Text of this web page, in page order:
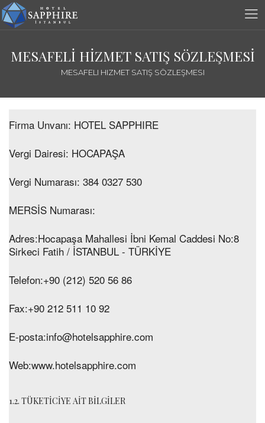
MESAFELİ HİZMET SATIŞ SÖZLEŞMESİ
MESAFELI HIZMET SATIŞ SÖZLEŞMESI
Firma Unvanı: HOTEL SAPPHIRE
Vergi Dairesi: HOCAPAŞA
Vergi Numarası: 384 0327 530
MERSİS Numarası:
Adres:Hocapaşa Mahallesi İbni Kemal Caddesi No:8
Sirkeci Fatih / İSTANBUL - TÜRKİYE
Telefon:+90 (212) 520 56 86
Fax:+90 212 511 10 92
E-posta:info@hotelsapphire.com
Web:www.hotelsapphire.com
1.2. TÜKETİCİYE AİT BİLGİLER